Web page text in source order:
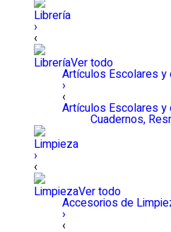
Librería
›
‹
LibreríaVer todo
Artículos Escolares y
›
‹
Artículos Escolares y
Cuadernos,
Limpieza
›
‹
LimpiezaVer todo
Accesorios de
›
‹